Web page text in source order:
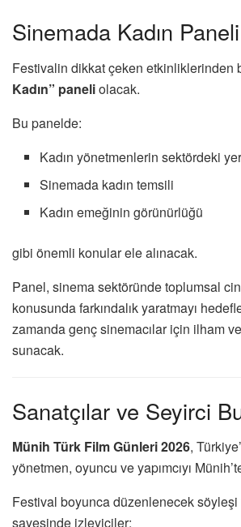
Sinemada Kadın Paneli
Festivalin dikkat çeken etkinliklerinden
Kadın” paneliolacak.
Bu panelde:
Kadın yönetmenlerin sektördeki
Sinemada kadın temsili
Kadın emeğinin görünürlüğü
gibi önemli konular ele alınacak.
Panel, sinema sektöründe toplumsal
konusunda farkındalık yaratmayı
zamanda genç sinemacılar için ilham
sunacak.
Sanatçılar ve Seyirci
Münih Türk Film Günleri 2026,
yönetmen, oyuncu ve yapımcıyı
Festival boyunca düzenlenecek
sayesinde izleyiciler: